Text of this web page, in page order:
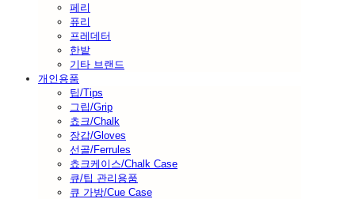
페리
퓨리
프레데터
한밭
기타 브랜드
개인용품
팁/Tips
그립/Grip
쵸크/Chalk
장갑/Gloves
선골/Ferrules
쵸크케이스/Chalk Case
큐/팁 관리용품
큐 가방/Cue Case